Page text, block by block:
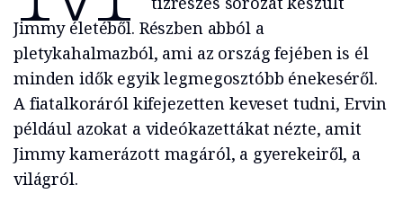
Jimmy életéből. Részben abból a
pletykahalmazból, ami az ország fejében is él
minden idők egyik legmegosztóbb énekeséről.
A fiatalkoráról kifejezetten keveset tudni, Ervin
például azokat a videókazettákat nézte, amit
Jimmy kamerázott magáról, a gyerekeiről, a
világról.